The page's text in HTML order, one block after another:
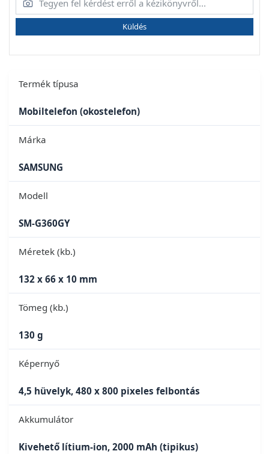
Küldés
Termék típusa
Mobiltelefon (okostelefon)
Márka
SAMSUNG
Modell
SM-G360GY
Méretek (kb.)
132 x 66 x 10 mm
Tömeg (kb.)
130 g
Képernyő
4,5 hüvelyk, 480 x 800 pixeles felbontás
Akkumulátor
Kivehető lítium-ion, 2000 mAh (tipikus)